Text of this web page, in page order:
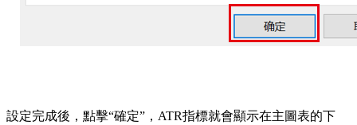
設定完成後，點擊“確定”，ATR指標就會顯示在主圖表的下